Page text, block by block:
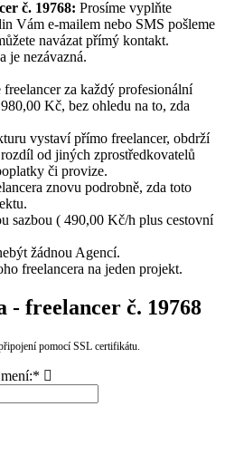
č. 19768: Prosíme vyplňte
Vám e-mailem nebo SMS pošleme
navázat přímý kontakt.
je nezávazná.
freelancer za každý profesionální
Kč, bez ohledu na to, zda
vystaví přímo freelancer, obdrží
od jiných zprostředkovatelů
či provize.
znovu podrobně, zda toto
sazbou ( 490,00 Kč/h plus cestovní
žádnou Agencí.
freelancera na jeden projekt.
- freelancer č. 19768
pomocí SSL certifikátu.